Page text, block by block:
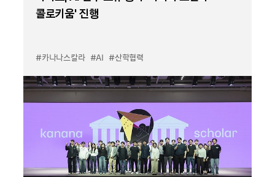
콜로키움’ 진행
#카나나스칼라 #AI #산학협력